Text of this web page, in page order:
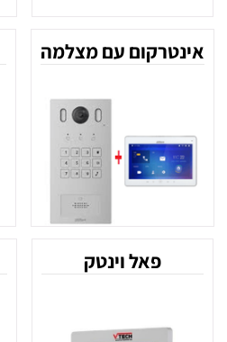
אינטרקום עם מצלמה
פאל וינטק